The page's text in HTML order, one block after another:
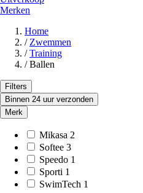
Merken
Home
/ Zwemmen
/ Training
/ Ballen
Filters
Binnen 24 uur verzonden
Merk
Mikasa 2
Softee 3
Speedo 1
Sporti 1
SwimTech 1